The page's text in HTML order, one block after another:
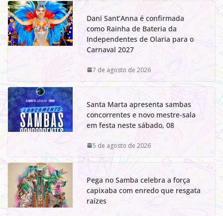
Dani Sant’Anna é confirmada
como Rainha de Bateria da
Independentes de Olaria para o
Carnaval 2027
7 de agosto de 2026
Santa Marta apresenta sambas
concorrentes e novo mestre-sala
em festa neste sábado, 08
5 de agosto de 2026
Pega no Samba celebra a força
capixaba com enredo que resgata
raízes